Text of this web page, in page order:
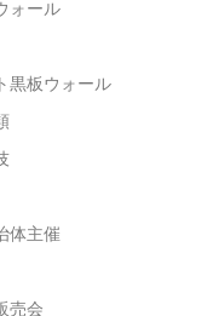
ォール
黒板ウォール
体主催
売会